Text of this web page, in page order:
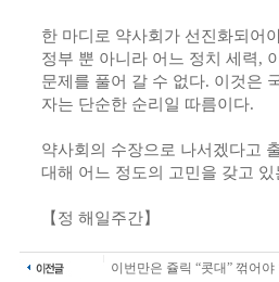
한 마디로 약사회가 선진화되어
정부 뿐 아니라 어느 정치 세력,
문제를 풀어 갈 수 없다. 이것은
자는 단순한 순리일 따름이다.
약사회의 수장으로 나서겠다고
대해 어느 정도의 고민을 갖고
【정 해일주간】
이번만은 쥴릭 “콧대” 꺾어야